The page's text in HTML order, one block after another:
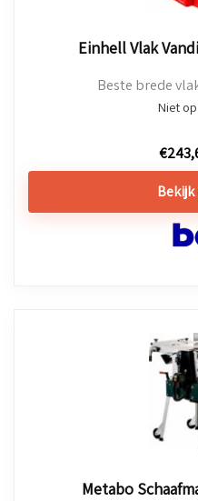
Einhell Vlak
Beste brede
Niet
€
Metabo